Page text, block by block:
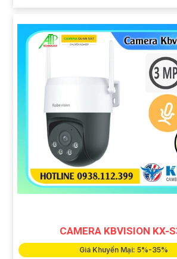
CAMERA KBVISION KX-
Giá Khuyến Mại: 5%-35%